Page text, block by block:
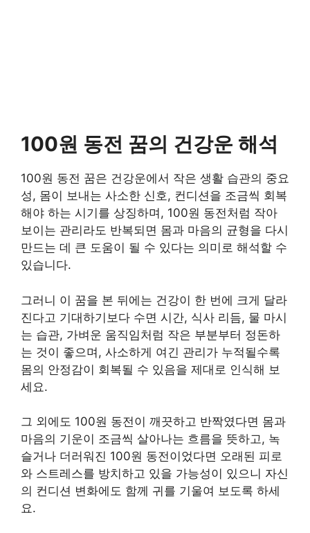
100원 동전 꿈의 건강운 해석
100원 동전 꿈은 건강운에서 작은 생활 습관의 중요
성, 몸이 보내는 사소한 신호, 컨디션을 조금씩 회복
해야 하는 시기를 상징하며, 100원 동전처럼 작아
보이는 관리라도 반복되면 몸과 마음의 균형을 다시
만드는 데 큰 도움이 될 수 있다는 의미로 해석할 수
있습니다.
그러니 이 꿈을 본 뒤에는 건강이 한 번에 크게 달라
진다고 기대하기보다 수면 시간, 식사 리듬, 물 마시
는 습관, 가벼운 움직임처럼 작은 부분부터 정돈하
는 것이 좋으며, 사소하게 여긴 관리가 누적될수록
몸의 안정감이 회복될 수 있음을 제대로 인식해 보
세요.
그 외에도 100원 동전이 깨끗하고 반짝였다면 몸과
마음의 기운이 조금씩 살아나는 흐름을 뜻하고, 녹
슬거나 더러워진 100원 동전이었다면 오래된 피로
와 스트레스를 방치하고 있을 가능성이 있으니 자신
의 컨디션 변화에도 함께 귀를 기울여 보도록 하세
요.